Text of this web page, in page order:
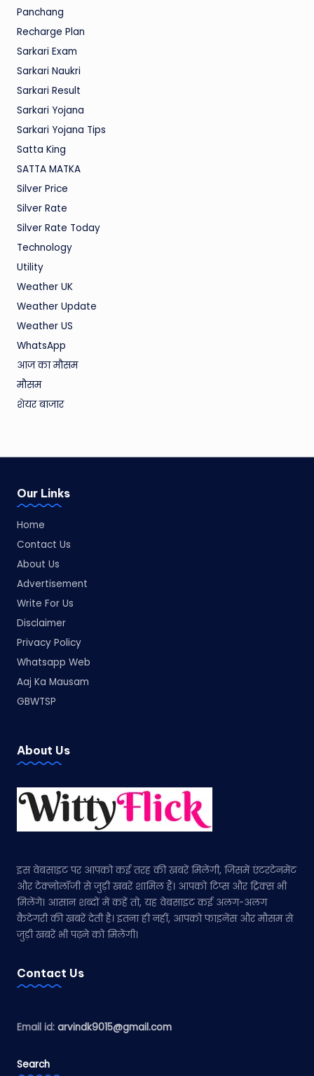
Panchang
Recharge Plan
Sarkari Exam
Sarkari Naukri
Sarkari Result
Sarkari Yojana
Sarkari Yojana Tips
Satta King
SATTA MATKA
Silver Price
Silver Rate
Silver Rate Today
Technology
Utility
Weather UK
Weather Update
Weather US
WhatsApp
आज का मौसम
मौसम
शेयर बाजार
Our Links
Home
Contact Us
About Us
Advertisement
Write For Us
Disclaimer
Privacy Policy
Whatsapp Web
Aaj Ka Mausam
GBWTSP
About Us
इस वेबसाइट पर आपको कई तरह की खबरें मिलेंगी, जिसमें एंटरटेनमेंट
और टेक्नोलॉजी से जुड़ी खबरें शामिल हैं। आपको टिप्स और ट्रिक्स भी
मिलेंगे। आसान शब्दों में कहें तो, यह वेबसाइट कई अलग-अलग
कैटेगरी की खबरें देती है। इतना ही नहीं, आपको फाइनेंस और मौसम से
जुड़ी खबरें भी पढ़ने को मिलेंगी।
Contact Us
Email id: arvindk9015@gmail.com
Search